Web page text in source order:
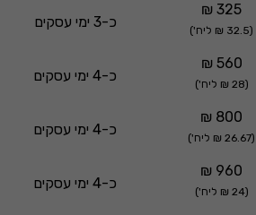
325 ₪
(32.5 ₪ ליח') כ-3 ימי עסקים
560 ₪
(28 ₪ ליח') כ-4 ימי עסקים
800 ₪
(26.67 ₪ ליח') כ-4 ימי עסקים
960 ₪
(24 ₪ ליח') כ-4 ימי עסקים